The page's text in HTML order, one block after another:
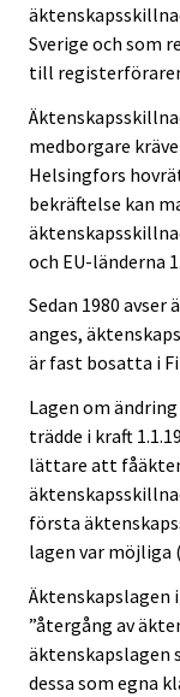
Sverige och som
till
medborgare
Helsingfors
bekräftelse kan
och EU-länderna
Sedan 1980
anges,
är fast bosatta i
Lagen om
trädde i kraft
lättare att
första
lagen var
Äktenskapslagen
”återgång av
äktenskapslagen
dessa som egna